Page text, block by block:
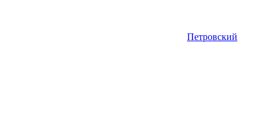
Петровский